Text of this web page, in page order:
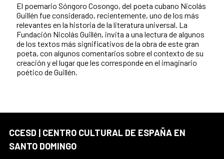
El poemario Sóngoro Cosongo, del poeta cubano Nicolás
Guillén fue considerado, recientemente, uno de los más
relevantes en la historia de la literatura universal. La
Fundación Nicolás Guillén, invita a una lectura de algunos
de los textos más significativos de la obra de este gran
poeta, con algunos comentarios sobre el contexto de su
creación y el lugar que les corresponde en el imaginario
poético de Guillén.
CCESD | CENTRO CULTURAL DE ESPAÑA EN
SANTO DOMINGO